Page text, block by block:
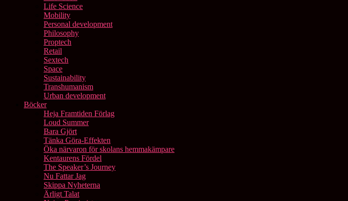
Life Science
Mobility
Personal development
Philosophy
Proptech
Retail
Sextech
Space
Sustainability
Transhumanism
Urban development
Böcker
Heja Framtiden Förlag
Loud Summer
Bara Gjört
Tänka Göra-Effekten
Öka närvaron för skolans hemmakämpare
Kentaurens Fördel
The Speaker’s Journey
Nu Fattar Jag
Skippa Nyheterna
Ärligt Talat